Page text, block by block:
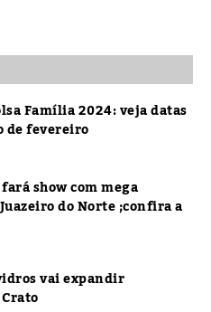
Família 2024: veja datas
de fevereiro
show com mega
do Norte ;confira a
vai expandir